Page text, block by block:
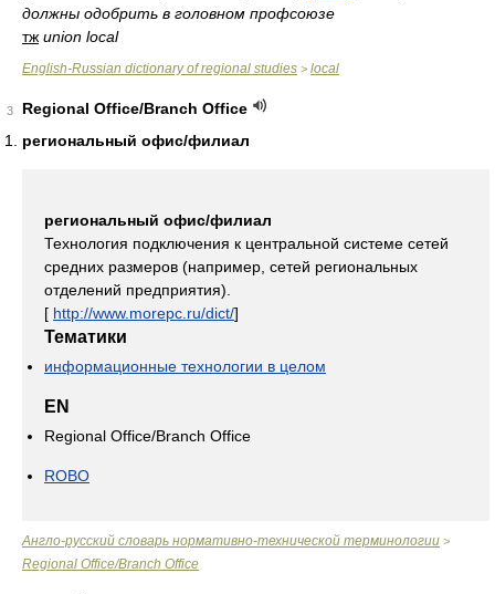
должны одобрить в головном профсоюзе
тж union local
English-Russian dictionary of regional studies > local
3
Regional Office/Branch Office
региональный офис/филиал
региональный офис/филиал
Технология подключения к центральной системе сетей
средних размеров (например, сетей региональных
отделений предприятия).
[ http://www.morepc.ru/dict/]
Тематики
информационные технологии в целом
EN
Regional Office/Branch Office
ROBO
Англо-русский словарь нормативно-технической терминологии >
Regional Office/Branch Office